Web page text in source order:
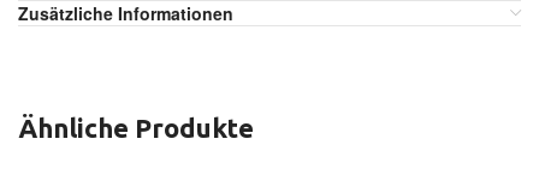
Zusätzliche Informationen
Ähnliche Produkte